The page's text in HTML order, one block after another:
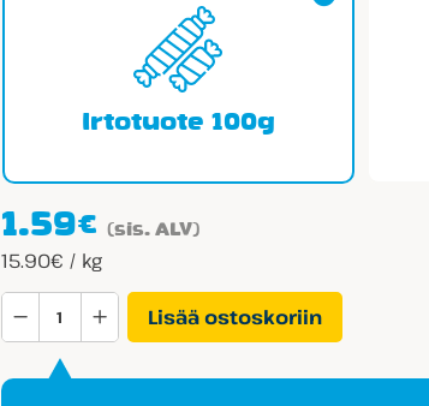
Irtotuote 100g
1.59€ (sis. ALV)
15.90€ / kg
Haribo
Persikka
määrä
Lisää ostoskoriin